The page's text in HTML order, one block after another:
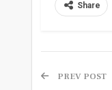
Share
PREV POST